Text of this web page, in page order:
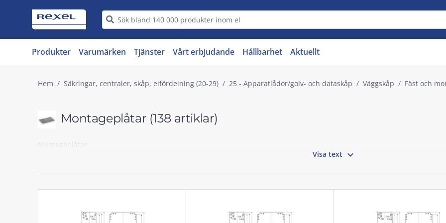
Produkter Varumärken Tjänster Vårt erbjudande Hållbarhet Aktuellt
Hem Säkringar, centraler, skåp, elfördelning (20-29) 25 - Apparatlådor/golv- och dataskåp Väggskåp Fäst och
Montageplåtar (138 artiklar)
Montageplåtar
Visa text 